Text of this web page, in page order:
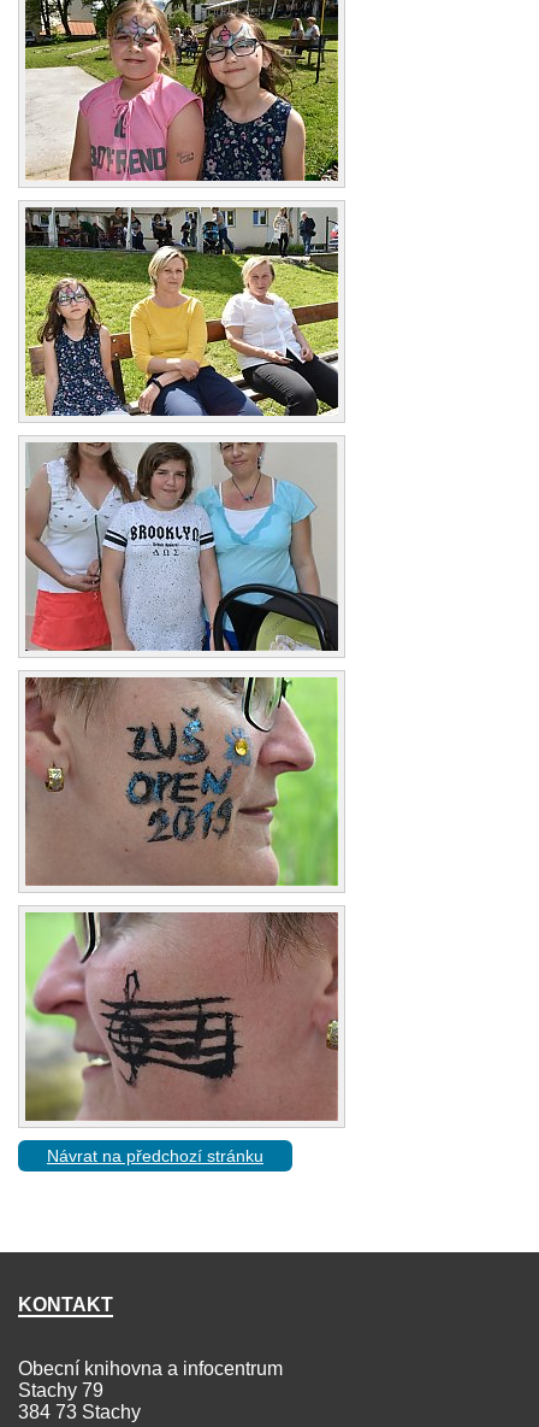
Návrat na předchozí stránku
KONTAKT
Obecní knihovna a infocentrum
Stachy 79
384 73 Stachy